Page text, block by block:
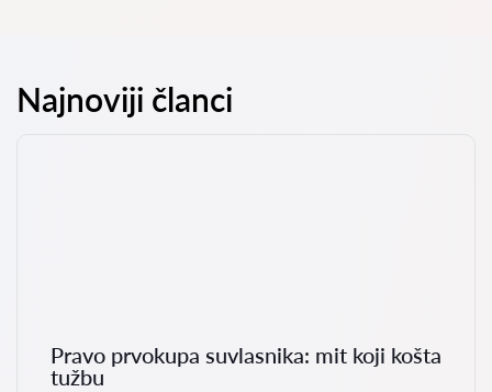
Najnoviji članci
Pravo prvokupa suvlasnika: mit koji košta
tužbu